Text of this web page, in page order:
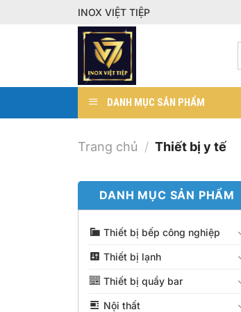
INOX VIỆT TIỆP
DANH MỤC SẢN PHẨM
Trang chủ / Thiết bị y tế
DANH MỤC SẢN PHẨM
Thiết bị bếp công nghiệp
Thiết bị lạnh
Thiết bị quầy bar
Nội thất